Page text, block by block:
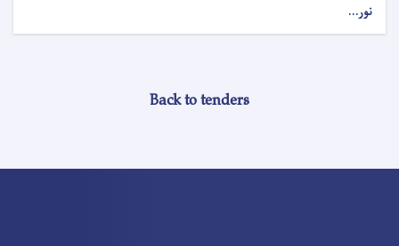
نور...
Back to tenders